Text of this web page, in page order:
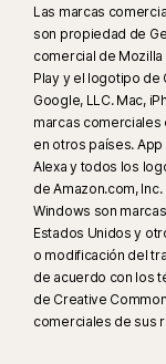
El dispositivo debe
estar encendido.
Dark Web Monitoring
información que se
Supervisa de forma
empieza a funcionar
otra información que
Solo disponible en
huella dactilar o Touch
Solo funciona en
Las marcas
son propiedad de
comercial de
Play y el logotipo de
Google, LLC. Mac,
marcas comerciales
en otros países.
Alexa y todos los
de Amazon.com,
Windows son
Estados Unidos y
o modificación del
de acuerdo con los
de Creative
comerciales de sus